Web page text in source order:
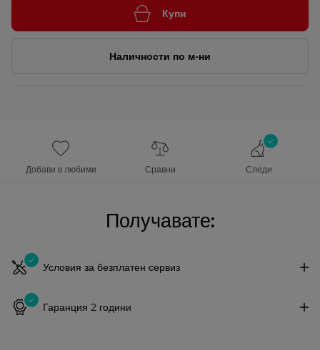
Купи
Наличности по м-ни
Добави в любими Сравни Следи
Получавате:
Условия за безплатен сервиз
Гаранция 2 години